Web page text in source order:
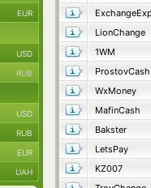
LionChange
1WM
ProstovCash
WxMoney
MafinCash
Bakster
LetsPay
KZ007
EUR
USD
RUB
USD
RUB
EUR
UAH